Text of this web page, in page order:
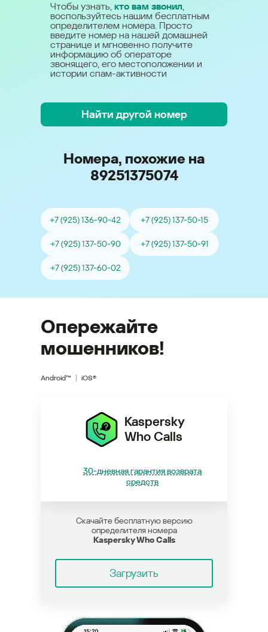
Чтобы узнать, кто вам звонил,
воспользуйтесь нашим бесплатным
определителем номера. Просто
введите номер на нашей домашней
странице и мгновенно получите
информацию об операторе
звонящего, его местоположении и
истории спам-активности
Найти другой номер
Номера, похожие на
89251375074
+7 (925) 136-90-42 +7 (925) 137-50-15
+7 (925) 137-50-90 +7 (925) 137-50-91
+7 (925) 137-60-02
Опережайте
мошенников!
Android™ iOS®
Kaspersky
Who Calls
30-дневная гарантия возврата
средств
Скачайте бесплатную версию
определителя номера
Kaspersky Who Calls
Загрузить